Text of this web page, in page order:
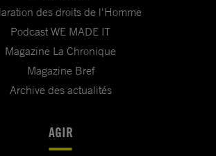
des droits de l'Homme
Podcast WE MADE IT
Magazine La Chronique
Magazine Bref
Archive des actualités
AGIR